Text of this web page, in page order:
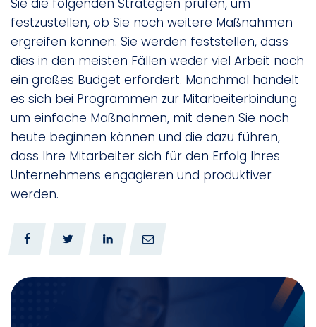
Sie die folgenden Strategien prüfen, um
festzustellen, ob Sie noch weitere Maßnahmen
ergreifen können. Sie werden feststellen, dass
dies in den meisten Fällen weder viel Arbeit noch
ein großes Budget erfordert. Manchmal handelt
es sich bei Programmen zur Mitarbeiterbindung
um einfache Maßnahmen, mit denen Sie noch
heute beginnen können und die dazu führen,
dass Ihre Mitarbeiter sich für den Erfolg Ihres
Unternehmens engagieren und produktiver
werden.
0